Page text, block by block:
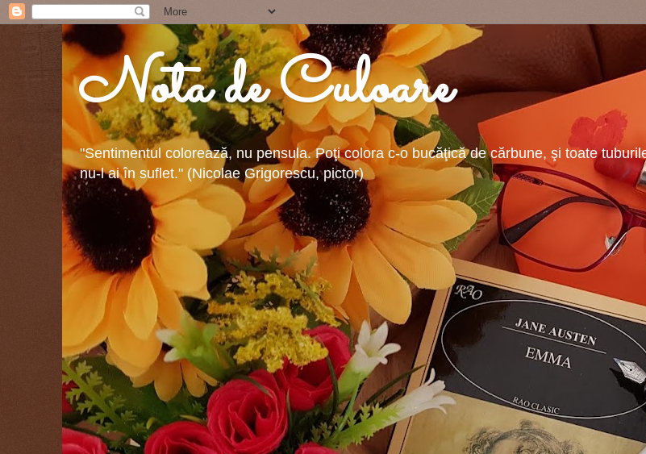
Nota de Culoare
"Sentimentul colorează, nu pensula. Poţi colora c-o bucăţică de cărbune, şi toate
nu-l ai în suflet." (Nicolae Grigorescu, pictor)